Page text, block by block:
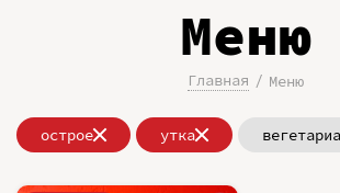
Меню
Главная Меню
острое утка